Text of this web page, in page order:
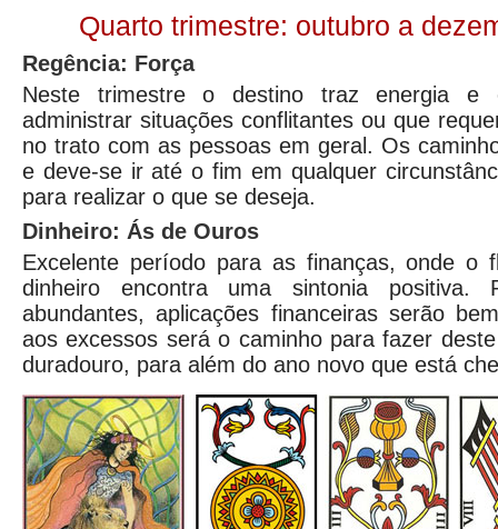
Quarto trimestre: outubro a
Regência: Força
Neste trimestre o destino traz energia e
administrar situações conflitantes ou que
no trato com as pessoas em geral. Os
e deve-se ir até o fim em qualquer
para realizar o que se deseja.
Dinheiro: Ás de Ouros
Excelente período para as finanças, onde o
dinheiro encontra uma sintonia positiva.
abundantes, aplicações financeiras serão
aos excessos será o caminho para fazer
duradouro, para além do ano novo que está